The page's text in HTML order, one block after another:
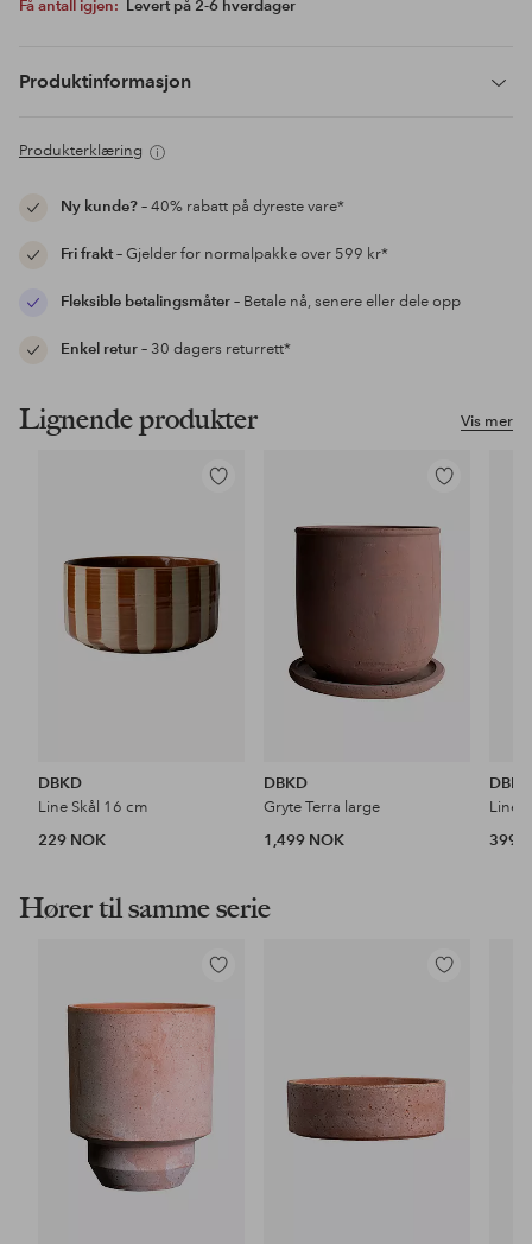
Få antall igjen: Levert på 2-6 hverdager
Produktinformasjon
Produkterklæring
Ny kunde?– 40% rabatt på dyreste vare*
Fri frakt– Gjelder for normalpakke over 599 kr*
Fleksible betalingsmåter– Betale nå, senere eller dele opp
Enkel retur– 30 dagers returrett*
Vis mer
Lignende produkter
Legg
DBKD
Line Skål 16 cm
229 NOK
Legg
favoritter
DBKD
Gryte Terra large
1,499 NOK
Line
399
Hører til samme serie
Legg
favoritter
Legg